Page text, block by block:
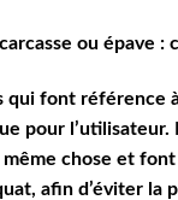
ou épave :
qui font
pour
chose et
afin d’éviter la